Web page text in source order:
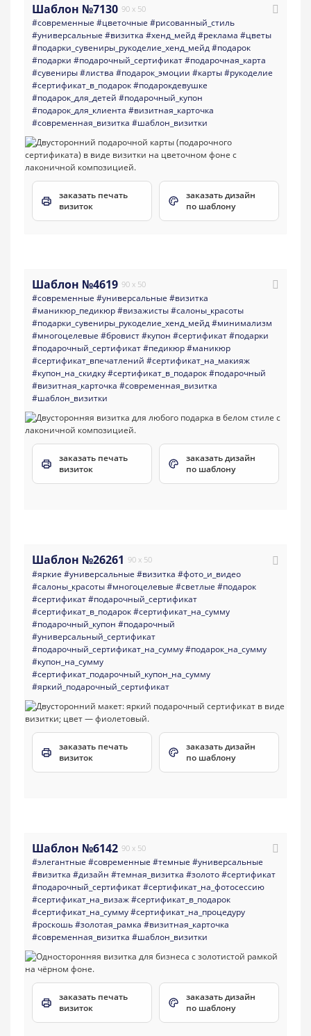
Шаблон №7130 90 x 50
#современные #цветочные #рисованный_стиль
#универсальные #визитка #хенд_мейд#реклама #цветы
#подарки_сувениры_рукоделие_хенд_мейд#подарок
#подарки #подарочный_сертификат#подарочная_карта
#сувениры#листва #подарок_эмоции #карты#рукоделие
#сертификат_в_подарок#подарокдевушке
#подарок_для_детей #подарочный_купон
#подарок_для_клиента #визитная_карточка
#современная_визитка #шаблон_визитки
заказать печать
визиток
заказать дизайн
по шаблону
Шаблон №4619 90 x 50
#современные #универсальные #визитка
#маникюр_педикюр#визажисты#салоны_красоты
#подарки_сувениры_рукоделие_хенд_мейд#минимализм
#многоцелевые #бровист#купон #сертификат#подарки
#подарочный_сертификат#педикюр#маникюр
#сертификат_впечатлений #сертификат_на_макияж
#купон_на_скидку#сертификат_в_подарок#подарочный
#визитная_карточка #современная_визитка
#шаблон_визитки
заказать печать
визиток
заказать дизайн
по шаблону
Шаблон №26261 90 x 50
#яркие #универсальные #визитка #фото_и_видео
#салоны_красоты#многоцелевые #светлые #подарок
#сертификат#подарочный_сертификат
#сертификат_в_подарок#сертификат_на_сумму
#подарочный_купон #подарочный
#универсальный_сертификат
#подарочный_сертификат_на_сумму#подарок_на_сумму
#купон_на_сумму
#сертификат_подарочный_купон_на_сумму
#яркий_подарочный_сертификат
заказать печать
визиток
заказать дизайн
по шаблону
Шаблон №6142 90 x 50
#элегантные #современные #темные #универсальные
#визитка #дизайн #темная_визитка #золото#сертификат
#подарочный_сертификат#сертификат_на_фотосессию
#сертификат_на_визаж#сертификат_в_подарок
#сертификат_на_сумму#сертификат_на_процедуру
#роскошь#золотая_рамка #визитная_карточка
#современная_визитка #шаблон_визитки
заказать печать
визиток
заказать дизайн
по шаблону